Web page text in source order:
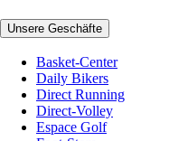
Unsere Geschäfte
Basket-Center
Daily Bikers
Direct Running
Direct-Volley
Espace Golf